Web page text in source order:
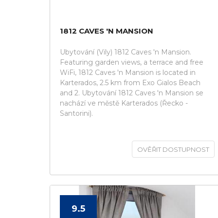
1812 CAVES 'N MANSION
Ubytování (Vily) 1812 Caves 'n Mansion.
Featuring garden views, a terrace and free
WiFi, 1812 Caves 'n Mansion is located in
Karterados, 2.5 km from Exo Gialos Beach
and 2. Ubytování 1812 Caves 'n Mansion se
nachází ve městě Karterados (Řecko -
Santorini).
OVĚŘIT DOSTUPNOST
9.5